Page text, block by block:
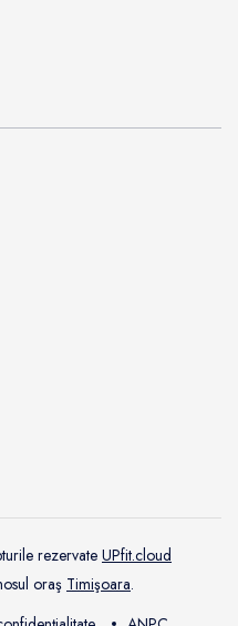
rezervateUPfit.cloud
oraş Timişoara.